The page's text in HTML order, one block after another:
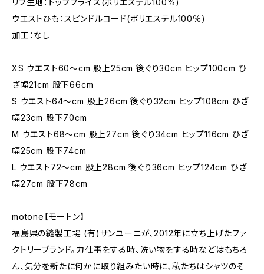
リブ生地：トップフライス(ポリエステル100%)
ウエストひも：スピンドルコード(ポリエステル100％)
加工：なし
XS ウエスト60～cm 股上25cm 後ぐり30cm ヒップ100cm ひ
ざ幅21cm 股下66cm
S ウエスト64～cm 股上26cm 後ぐり32cm ヒップ108cm ひざ
幅23cm 股下70cm
M ウエスト68～cm 股上27cm 後ぐり34cm ヒップ116cm ひざ
幅25cm 股下74cm
L ウエスト72～cm 股上28cm 後ぐり36cm ヒップ124cm ひざ
幅27cm 股下78cm
motone【モートン】
福島県の縫製工場 (有)サンユーニが、2012年に立ち上げたファ
クトリーブランド。力仕事をする時、洗い物をする時などはもちろ
ん、気分を新たに何かに取り組みたい時に、私たちはシャツのそ